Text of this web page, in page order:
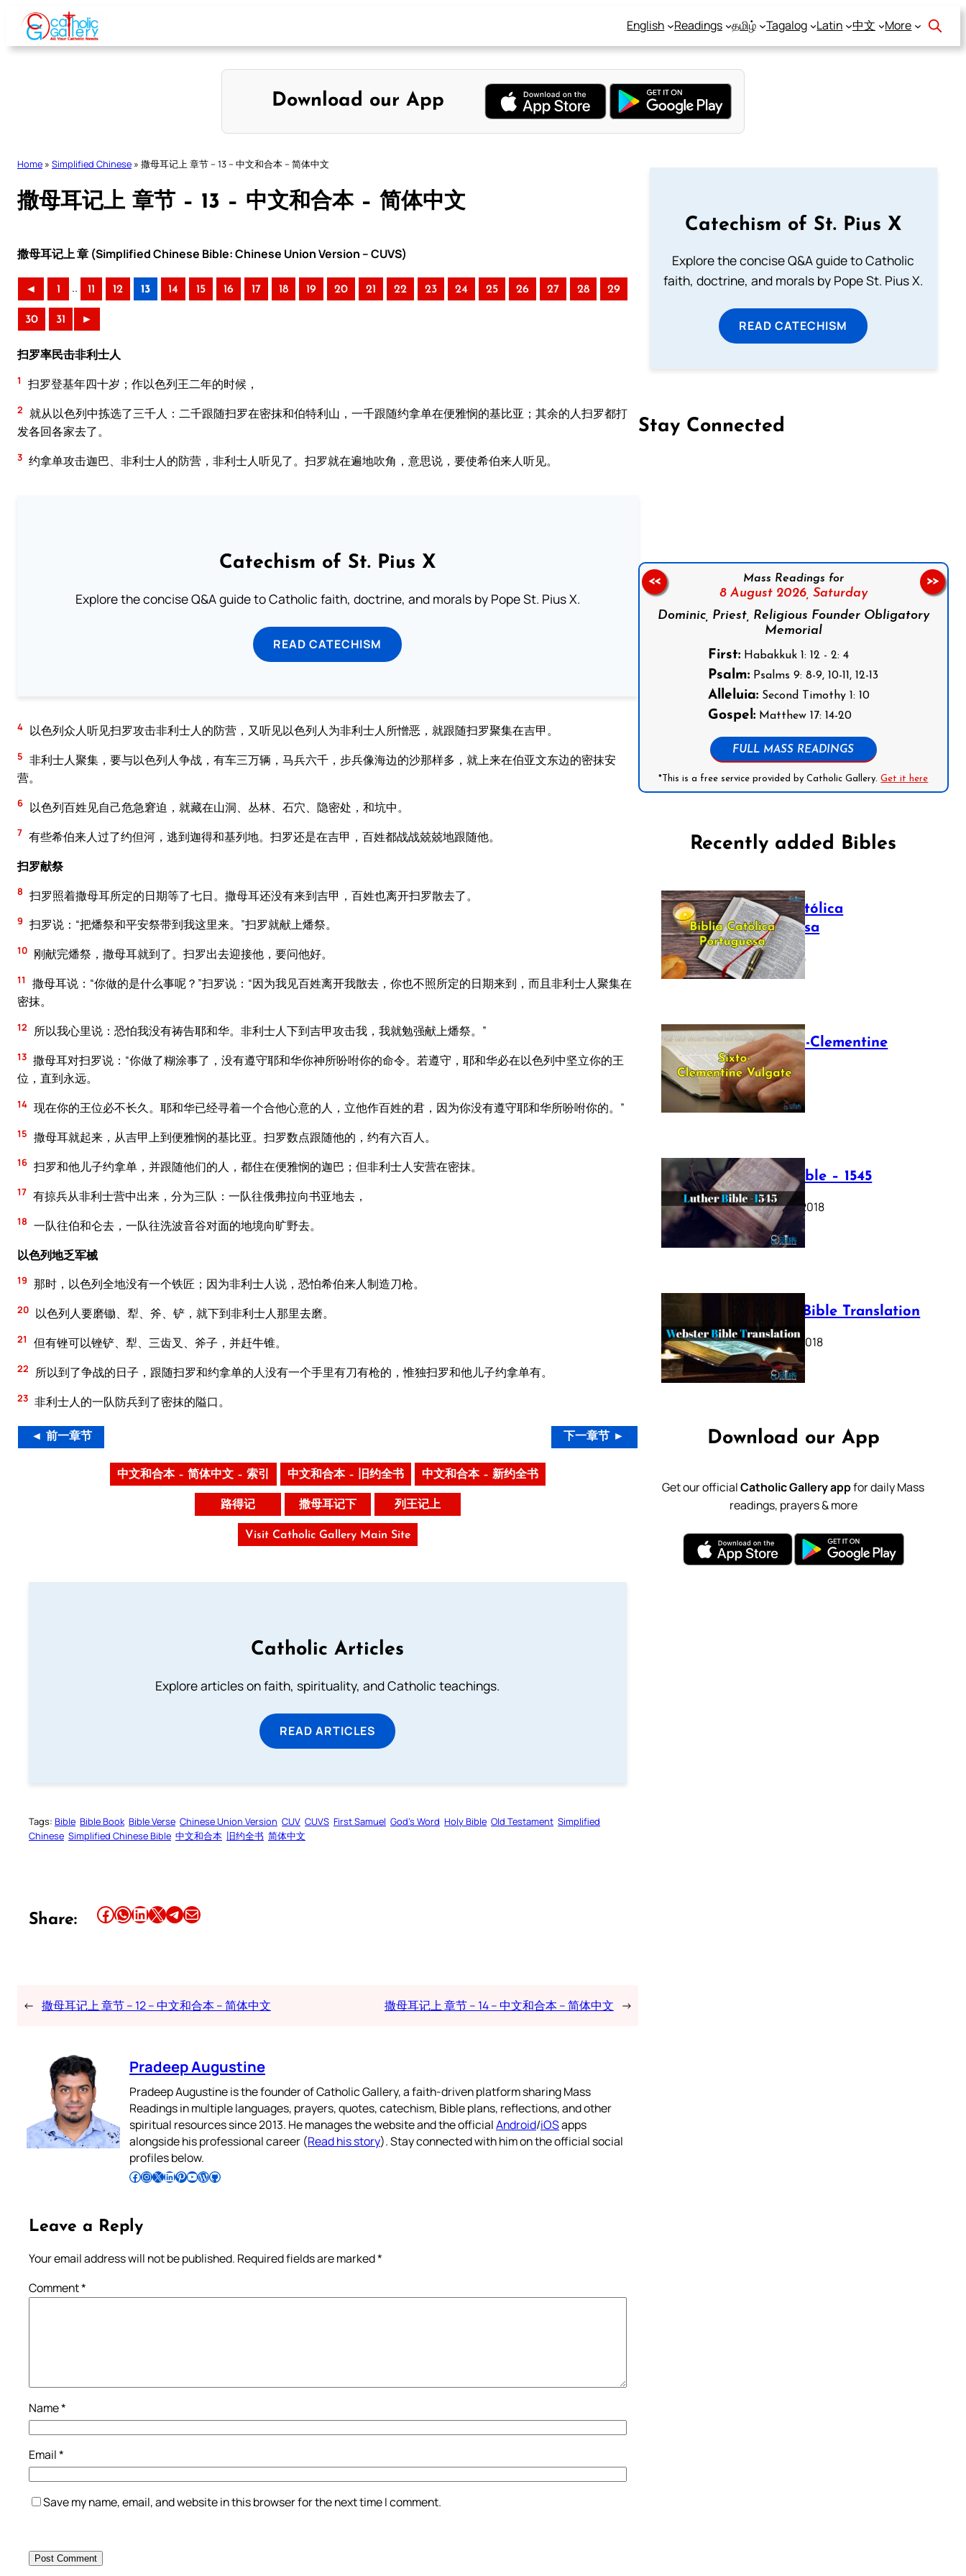
Skip
content
English Readings தமிழ் Tagalog Latin 中文 More
Download our App
Home » Simplified Chinese » 撒母耳记上 章节 – 13 – 中文和合本 – 简体中文
撒母耳记上 章节 – 13 – 中文和合本 – 简体中文
撒母耳记上 章 (Simplified Chinese Bible: Chinese Union Version – CUVS)
◄ 1 .. 11 12 13 14 15 16 17 18 19 20 21 22 23 24 25 26 27 28 29
30 31 ►
扫罗率民击非利士人
1 扫罗登基年四十岁；作以色列王二年的时候，
2 就从以色列中拣选了三千人：二千跟随扫罗在密抹和伯特利山，一千跟随约拿单在便雅悯的基比亚；其余的人扫罗都打
发各回各家去了。
3 约拿单攻击迦巴、非利士人的防营，非利士人听见了。扫罗就在遍地吹角，意思说，要使希伯来人听见。
Catechism of St. Pius X
Explore the concise Q&A guide to Catholic faith, doctrine, and morals by Pope St. Pius X.
READ CATECHISM
4 以色列众人听见扫罗攻击非利士人的防营，又听见以色列人为非利士人所憎恶，就跟随扫罗聚集在吉甲。
5 非利士人聚集，要与以色列人争战，有车三万辆，马兵六千，步兵像海边的沙那样多，就上来在伯亚文东边的密抹安
营。
6 以色列百姓见自己危急窘迫，就藏在山洞、丛林、石穴、隐密处，和坑中。
7 有些希伯来人过了约但河，逃到迦得和基列地。扫罗还是在吉甲，百姓都战战兢兢地跟随他。
扫罗献祭
8 扫罗照着撒母耳所定的日期等了七日。撒母耳还没有来到吉甲，百姓也离开扫罗散去了。
9 扫罗说：“把燔祭和平安祭带到我这里来。”扫罗就献上燔祭。
10 刚献完燔祭，撒母耳就到了。扫罗出去迎接他，要问他好。
11
撒母耳说：“你做的是什么事呢？”扫罗说：“因为我见百姓离开我散去，你也不照所定的日期来到，而且非利士人聚集在
密抹。
12 所以我心里说：恐怕我没有祷告耶和华。非利士人下到吉甲攻击我，我就勉强献上燔祭。”
13 撒母耳对扫罗说：“你做了糊涂事了，没有遵守耶和华你神所吩咐你的命令。若遵守，耶和华必在以色列中坚立你的王
位，直到永远。
14 现在你的王位必不长久。耶和华已经寻着一个合他心意的人，立他作百姓的君，因为你没有遵守耶和华所吩咐你的。”
15 撒母耳就起来，从吉甲上到便雅悯的基比亚。扫罗数点跟随他的，约有六百人。
16 扫罗和他儿子约拿单，并跟随他们的人，都住在便雅悯的迦巴；但非利士人安营在密抹。
17 有掠兵从非利士营中出来，分为三队：一队往俄弗拉向书亚地去，
18 一队往伯和仑去，一队往洗波音谷对面的地境向旷野去。
以色列地乏军械
19 那时，以色列全地没有一个铁匠；因为非利士人说，恐怕希伯来人制造刀枪。
20 以色列人要磨锄、犁、斧、铲，就下到非利士人那里去磨。
21 但有锉可以锉铲、犁、三齿叉、斧子，并赶牛锥。
22 所以到了争战的日子，跟随扫罗和约拿单的人没有一个手里有刀有枪的，惟独扫罗和他儿子约拿单有。
23 非利士人的一队防兵到了密抹的隘口。
◄ 前一章节 下一章节 ►
中文和合本 – 简体中文 – 索引 中文和合本 – 旧约全书 中文和合本 – 新约全书
路得记 撒母耳记下 列王记上
Visit Catholic Gallery Main Site
Catholic Articles
Explore articles on faith, spirituality, and Catholic teachings.
READ ARTICLES
Tags: Bible Bible Book Bible Verse Chinese Union Version CUV CUVS First Samuel God’s Word Holy Bible Old Testament Simplified
Chinese Simplified Chinese Bible 中文和合本 旧约全书 简体中文
Share: Share this article on Facebook Share this article on WhatsApp Share this article on LinkedIn Share this article on X Share this article on TelegramEmail this Article
← 撒母耳记上 章节 – 12 – 中文和合本 – 简体中文 撒母耳记上 章节 – 14 – 中文和合本 – 简体中文 →
Pradeep Augustine
Pradeep Augustine is the founder of Catholic Gallery, a faith-driven platform sharing Mass
Readings in multiple languages, prayers, quotes, catechism, Bible plans, reflections, and other
spiritual resources since 2013. He manages the website and the officialAndroid/iOSapps
alongside his professional career (Read his story). Stay connected with him on the official social
profiles below.
Follow Pradeep on Facebook Follow Pradeep on InstagramFollow Pradeep on X Follow Pradeep on LinkedIn Follow Pradeep on Pinterest Subscribe to Pradeep’s Youtube Channel Follow Pradeep on WordPress Follow Pradeep on GitHub
Leave a Reply
Your email address will not be published. Required fields are marked*
Comment*
Name*
Email*
Save my name, email, and website in this browser for the next time I comment.
Catechism of St. Pius X
Explore the concise Q&A guide to Catholic
faith, doctrine, and morals by Pope St. Pius X.
READ CATECHISM
Stay Connected
Mass Readings for
8 August 2026, Saturday
Dominic, Priest, Religious Founder Obligatory
Memorial
First: Habakkuk 1: 12 - 2: 4
Psalm: Psalms 9: 8-9, 10-11, 12-13
Alleluia: Second Timothy 1: 10
Gospel: Matthew 17: 14-20
FULL MASS READINGS
*This is a free service provided by Catholic Gallery.Get it here
<< >>
Recently added Bibles
Bíblia Católica
Portuguesa
July 16, 2025
The Sixto-Clementine
Vulgate
July 12, 2025
Luther Bible – 1545
October 17, 2018
Webster Bible Translation
October 11, 2018
Download our App
Get our officialCatholic Gallery appfor daily Mass
readings, prayers & more